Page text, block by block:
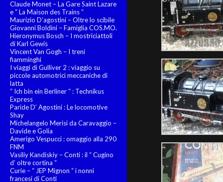
Claude Monet – La Gare Saint Lazare
e “ La Maison des Trains “
Maurizio D’agostini – Oltre lo scibile
Giovanni Boldini – Famiglia COS.MO.
Hieronymus Bosch – I mostriciattoli
di Karl Gewis
Vincent Van Gogh – I treni
fiamminghi
I viaggi di Gulliver 2 : viaggio su
piccole automotrici meccaniche di
latta
“ Ich bin ein Berliner “ : Technikus
Express
Paride D’ Agostini : Le locomotive
Shay
Michelangelo Merisi da Caravaggio –
Davide e Golia
Amerigo Vespucci : omaggio alla 290
FNM
Vasiliy Kandiskiy – Conti : il “ Cugino
d’ oltre cortina “
Curie – “ JEP Mignon “ i nonni
francesi di Conti